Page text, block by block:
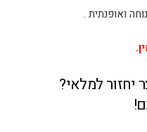
יחזור למלאי?